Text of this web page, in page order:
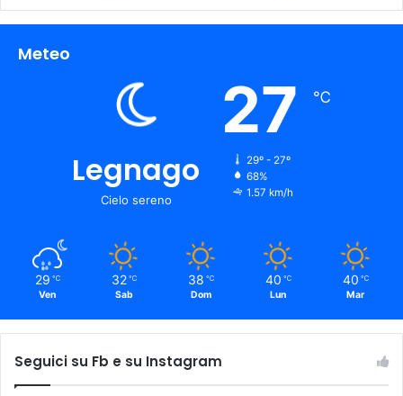
Meteo
Legnago
Cielo sereno
27 ℃
29º - 27º
68%
1.57 km/h
29 ℃
Ven
32 ℃
Sab
38 ℃
Dom
40 ℃
Lun
40 ℃
Mar
Seguici su Fb e su Instagram